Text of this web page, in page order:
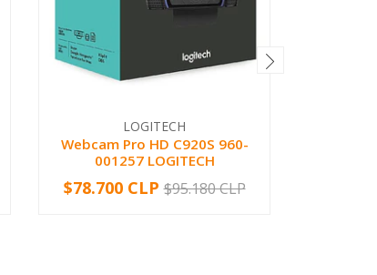
LOGITECH
Webcam Pro HD C920S 960-
001257 LOGITECH
+
-$78.700 CLP $95.180 CLP